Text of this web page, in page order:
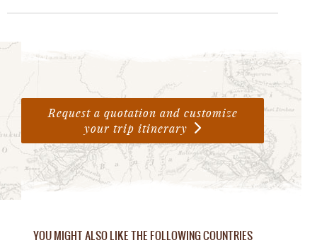
Request a quotation and customize
your trip itinerary
YOU MIGHT ALSO LIKE THE FOLLOWING COUNTRIES